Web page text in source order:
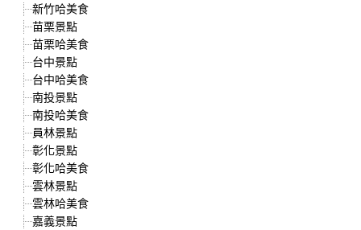
新竹哈美食
苗栗景點
苗栗哈美食
台中景點
台中哈美食
南投景點
南投哈美食
員林景點
彰化景點
彰化哈美食
雲林景點
雲林哈美食
嘉義景點